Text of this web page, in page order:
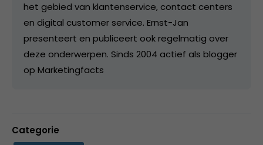
het gebied van klantenservice, contact centers
en digital customer service. Ernst-Jan
presenteert en publiceert ook regelmatig over
deze onderwerpen. Sinds 2004 actief als blogger
op Marketingfacts
Categorie